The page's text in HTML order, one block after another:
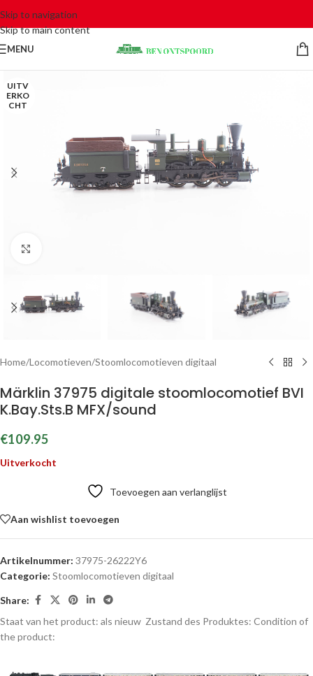
Skip to navigation
Skip to main content
MENU
UITV
ERKO
CHT
Home/Locomotieven/Stoomlocomotieven digitaal
Märklin 37975 digitale stoomlocomotief BVI
K.Bay.Sts.B MFX/sound
€109.95
Uitverkocht
Toevoegen aan verlanglijst
Aan wishlist toevoegen
Artikelnummer: 37975-26222Y6
Categorie: Stoomlocomotieven digitaal
Share:
Staat van het product: als nieuw Zustand des Produktes: Condition of
the product: